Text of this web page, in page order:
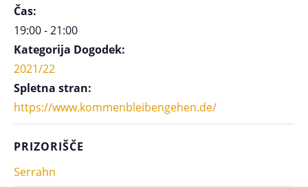
Čas:
19:00 - 21:00
Kategorija Dogodek:
2021/22
Spletna stran:
https://www.kommenbleibengehen.de/
PRIZORIŠČE
Serrahn